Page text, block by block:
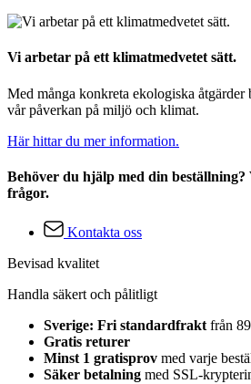
Vi arbetar på ett klimatmedvetet sätt.
Med många konkreta ekologiska
vår påverkan på miljö och klimat.
Här hittar du mer information.
Behöver du hjälp med din
frågor.
Kontakta oss
Bevisad kvalitet
Handla säkert och pålitligt
Sverige: Fri standardfrakt från
Gratis returer
Minst 1 gratisprov med varje
Säker betalning med SSL-